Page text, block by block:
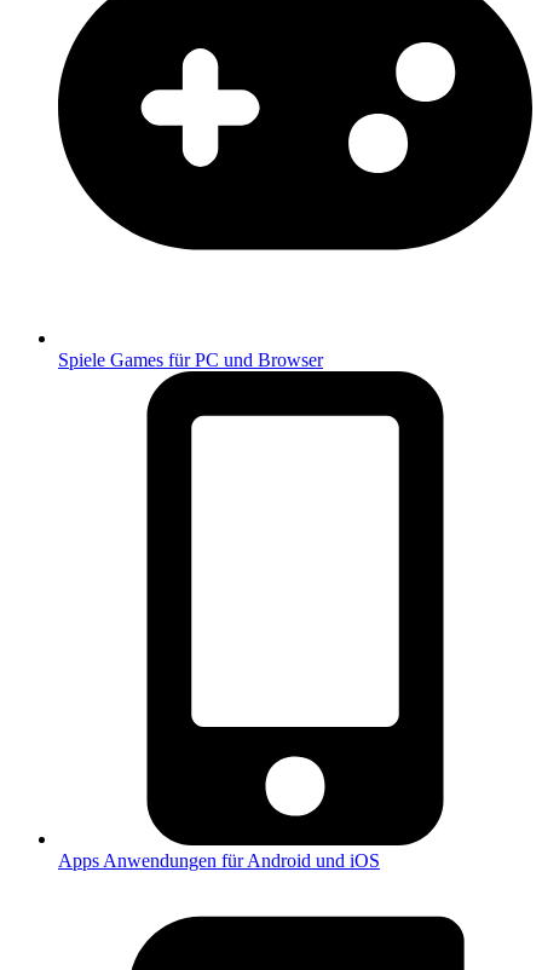
Spiele Games für PC und Browser
Apps Anwendungen für Android und iOS